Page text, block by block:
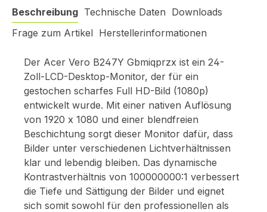
Beschreibung Technische Daten Downloads
Frage zum Artikel Herstellerinformationen
Der Acer Vero B247Y Gbmiqprzx ist ein 24-
Zoll-LCD-Desktop-Monitor, der für ein
gestochen scharfes Full HD-Bild (1080p)
entwickelt wurde. Mit einer nativen Auflösung
von 1920 x 1080 und einer blendfreien
Beschichtung sorgt dieser Monitor dafür, dass
Bilder unter verschiedenen Lichtverhältnissen
klar und lebendig bleiben. Das dynamische
Kontrastverhältnis von 100000000:1 verbessert
die Tiefe und Sättigung der Bilder und eignet
sich somit sowohl für den professionellen als